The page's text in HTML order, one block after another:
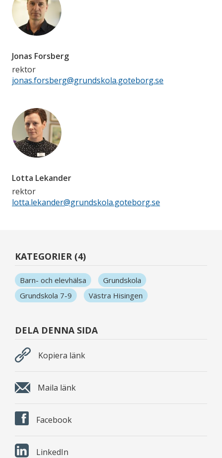
Jonas Forsberg
rektor
jonas.forsberg@grundskola.goteborg.se
Lotta Lekander
rektor
lotta.lekander@grundskola.goteborg.se
KATEGORIER (4)
Barn- och elevhälsa
Grundskola
Grundskola 7-9
Västra Hisingen
DELA DENNA SIDA
Kopiera länk
Maila länk
Facebook
LinkedIn